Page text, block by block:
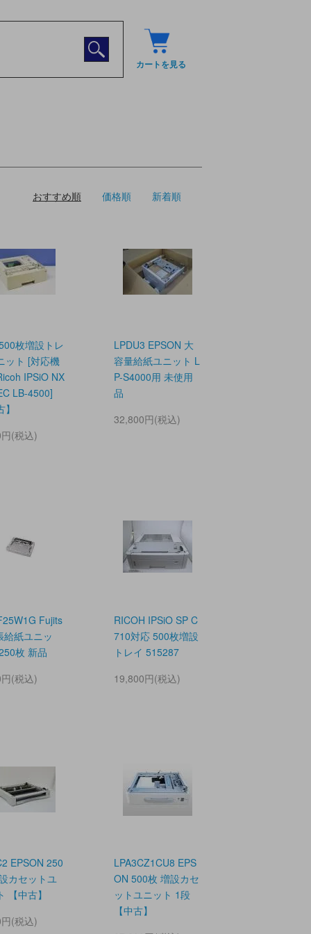
カートを見る
おすすめ順 価格順 新着順
枚増設トレ
ット [対応機
IPSiO NX
LB-4500]
】
(税込)
LPDU3 EPSON 大
容量給紙ユニット L
P-S4000用 未使用
品
32,800円(税込)
Fujits
給紙ユニッ
枚 新品
(税込)
RICOH IPSiO SP C
710対応 500枚増設
トレイ 515287
19,800円(税込)
EPSON 250
カセットユ
【中古】
(税込)
LPA3CZ1CU8 EPS
ON 500枚 増設カセ
ットユニット 1段
【中古】